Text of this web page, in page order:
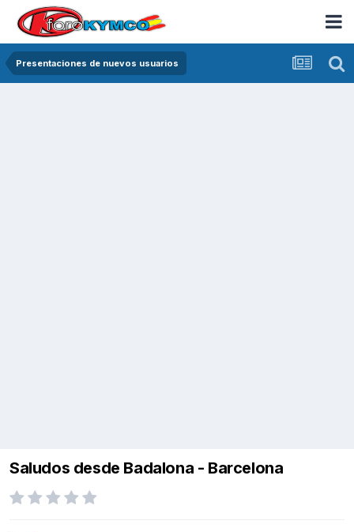
Presentaciones de nuevos usuarios
Saludos desde Badalona - Barcelona